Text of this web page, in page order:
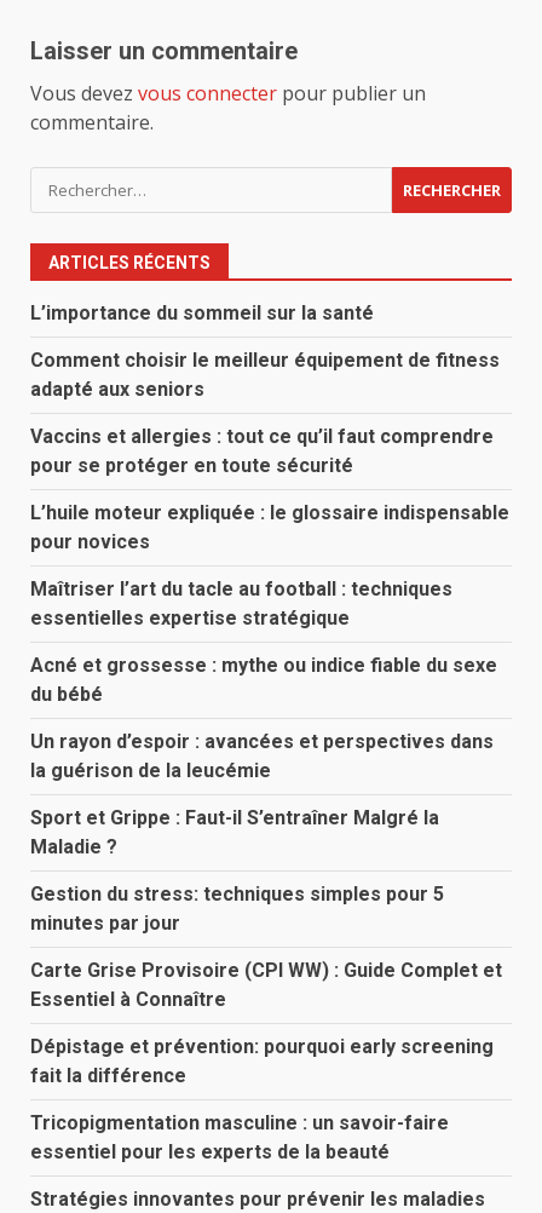
Laisser un commentaire
Vous devez vous connecter pour publier un
commentaire.
Rechercher :
ARTICLES RÉCENTS
L’importance du sommeil sur la santé
Comment choisir le meilleur équipement de fitness
adapté aux seniors
Vaccins et allergies : tout ce qu’il faut comprendre
pour se protéger en toute sécurité
L’huile moteur expliquée : le glossaire indispensable
pour novices
Maîtriser l’art du tacle au football : techniques
essentielles expertise stratégique
Acné et grossesse : mythe ou indice fiable du sexe
du bébé
Un rayon d’espoir : avancées et perspectives dans
la guérison de la leucémie
Sport et Grippe : Faut-il S’entraîner Malgré la
Maladie ?
Gestion du stress: techniques simples pour 5
minutes par jour
Carte Grise Provisoire (CPI WW) : Guide Complet et
Essentiel à Connaître
Dépistage et prévention: pourquoi early screening
fait la différence
Tricopigmentation masculine : un savoir-faire
essentiel pour les experts de la beauté
Stratégies innovantes pour prévenir les maladies